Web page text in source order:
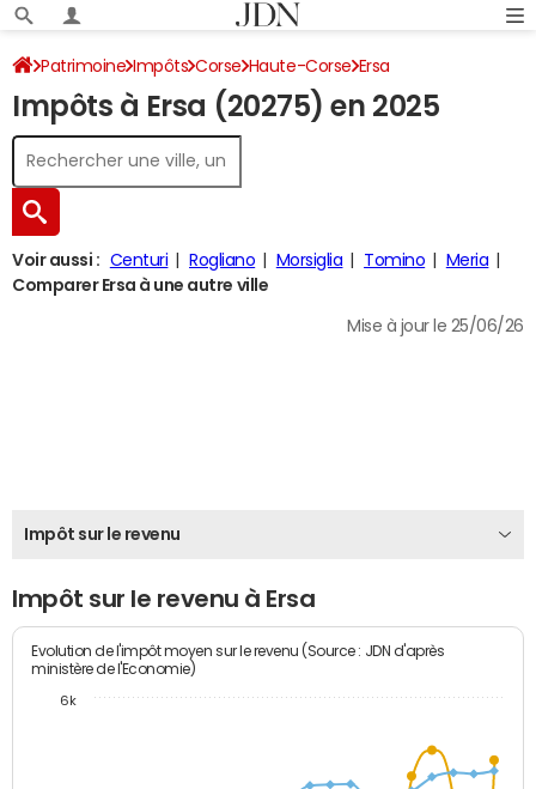
Patrimoine Impôts Corse Haute-Corse Ersa
Impôt sur le revenu
Impôts à Ersa (20275) en 2025
Voir aussi : Centuri Rogliano Morsiglia Tomino
Meria
Comparer Ersa à une autre ville
Mise à jour le 25/06/26
Impôt sur le revenu
Impôt sur le revenu à Ersa
Evolution de l'impôt moyen sur le revenu (Source : JDN d'après
ministère de l'Economie)
6k